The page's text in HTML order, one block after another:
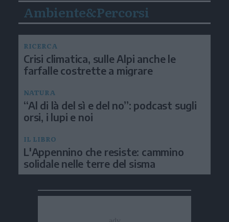
Ambiente&Percorsi
RICERCA
Crisi climatica, sulle Alpi anche le
farfalle costrette a migrare
NATURA
“Al di là del sì e del no”: podcast sugli
orsi, i lupi e noi
IL LIBRO
L'Appennino che resiste: cammino
solidale nelle terre del sisma